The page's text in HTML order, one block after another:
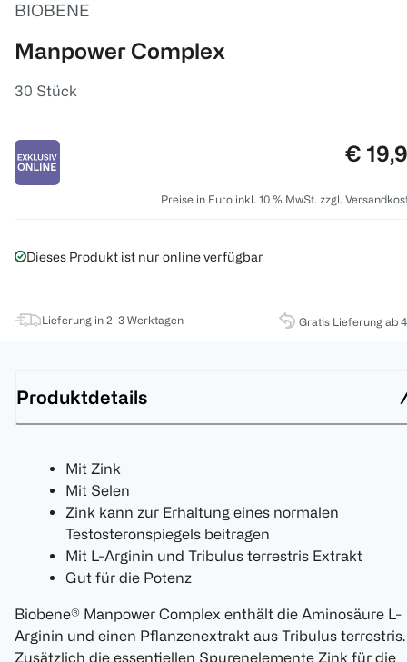
BIOBENE
Manpower Complex
30 Stück
Preis:
€
Preise in Euro inkl. 10 % MwSt. zzgl.
Dieses Produkt ist nur online verfügbar
Lieferung in 2-3 Werktagen Gratis Lieferung ab
Produktdetails
Mit Zink
Mit Selen
Zink kann zur Erhaltung eines normalen
Testosteronspiegels beitragen
Mit L-Arginin und Tribulus terrestris Extrakt
Gut für die Potenz
Biobene® Manpower Complex enthält die Aminosäure L-
Arginin und einen Pflanzenextrakt aus Tribulus terrestris.
Zusätzlich die essentiellen Spurenelemente Zink für die